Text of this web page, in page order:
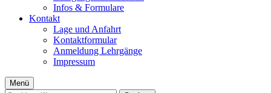
Infos & Formulare
Kontakt
Lage und Anfahrt
Kontaktformular
Anmeldung Lehrgänge
Impressum
Menü